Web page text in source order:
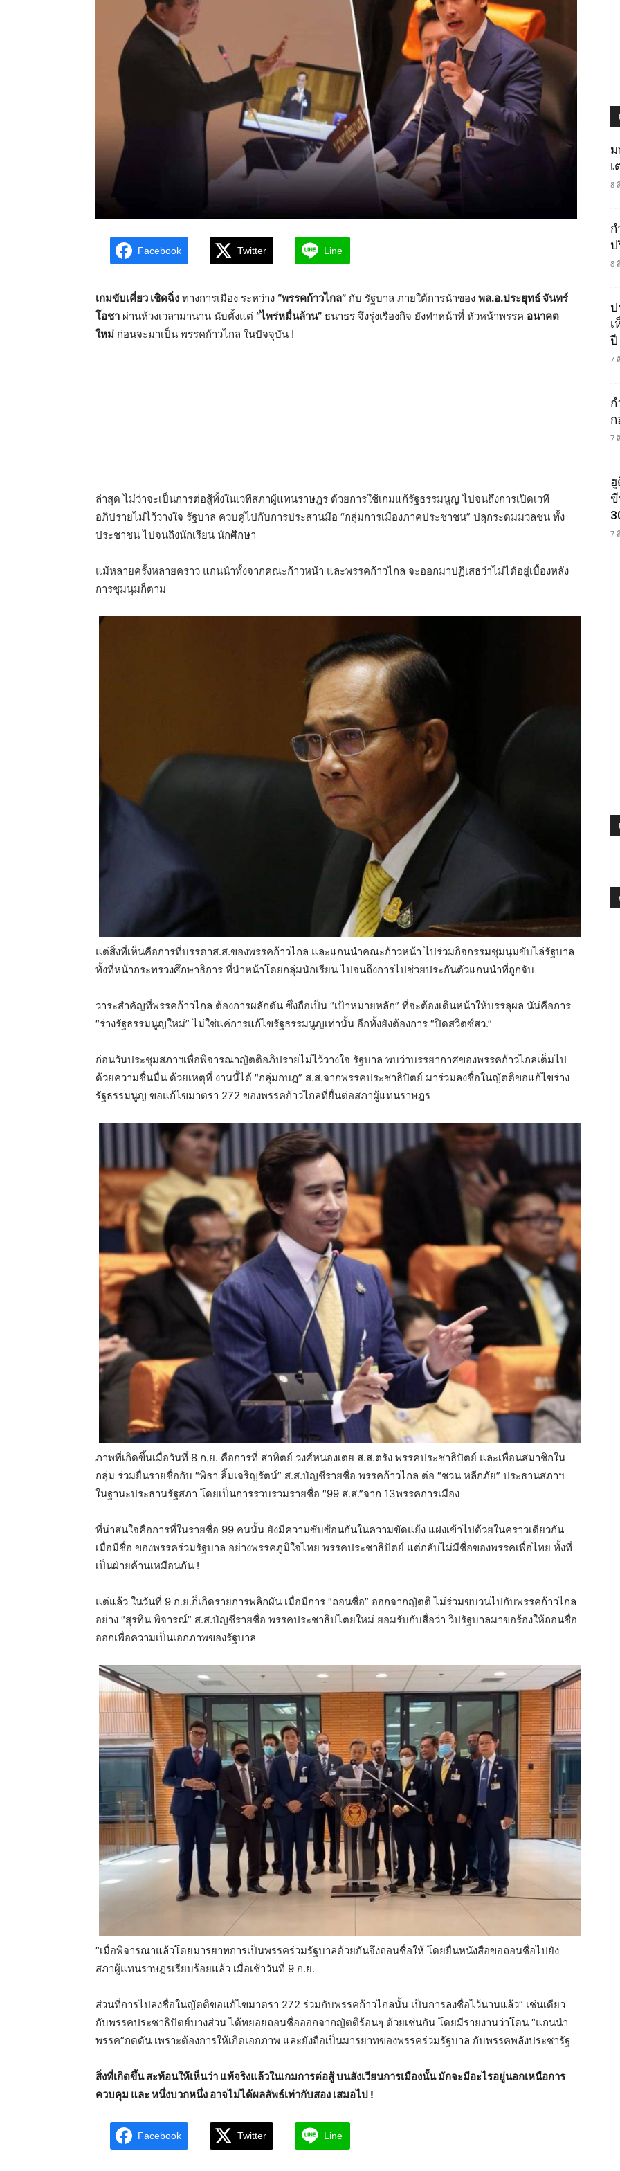
Facebook Twitter Line
เกมขับเคี่ยว เชิดฉิ่ง ทางการเมือง ระหว่าง “พรรคก้าวไกล” กับ รัฐบาล ภายใต้การนำของ พล.อ.ประยุทธ์ จันทร์
โอชา ผ่านห้วงเวลามานาน นับตั้งแต่ “ไพร่หมื่นล้าน” ธนาธร จึงรุ่งเรืองกิจ ยังทำหน้าที่ หัวหน้าพรรค อนาคต
ใหม่ ก่อนจะมาเป็น พรรคก้าวไกล ในปัจจุบัน !
ล่าสุด ไม่ว่าจะเป็นการต่อสู้ทั้งในเวทีสภาผู้แทนราษฎร ด้วยการใช้เกมแก้รัฐธรรมนูญ ไปจนถึงการเปิดเวที
อภิปรายไม่ไว้วางใจ รัฐบาล ควบคู่ไปกับการประสานมือ “กลุ่มการเมืองภาคประชาชน” ปลุกระดมมวลชน ทั้ง
ประชาชน ไปจนถึงนักเรียน นักศึกษา
แม้หลายครั้งหลายคราว แกนนำทั้งจากคณะก้าวหน้า และพรรคก้าวไกล จะออกมาปฏิเสธว่าไม่ได้อยู่เบื้องหลัง
การชุมนุมก็ตาม
แต่สิ่งที่เห็นคือการที่บรรดาส.ส.ของพรรคก้าวไกล และแกนนำคณะก้าวหน้า ไปร่วมกิจกรรมชุมนุมขับไล่รัฐบาล
ทั้งที่หน้ากระทรวงศึกษาธิการ ที่นำหน้าโดยกลุ่มนักเรียน ไปจนถึงการไปช่วยประกันตัวแกนนำที่ถูกจับ
วาระสำคัญที่พรรคก้าวไกล ต้องการผลักดัน ซึ่งถือเป็น “เป้าหมายหลัก” ที่จะต้องเดินหน้าให้บรรลุผล นัน่คือการ
“ร่างรัฐธรรมนูญใหม่” ไม่ใช่แค่การแก้ไขรัฐธรรมนูญเท่านั้น อีกทั้งยังต้องการ “ปิดสวิตซ์สว.”
ก่อนวันประชุมสภาฯเพื่อพิจารณาญัตติอภิปรายไม่ไว้วางใจ รัฐบาล พบว่าบรรยากาศของพรรคก้าวไกลเต็มไป
ด้วยความชื่นมื่น ด้วยเหตุที่ งานนี้ได้ “กลุ่มกบฎ” ส.ส.จากพรรคประชาธิปัตย์ มาร่วมลงชื่อในญัตติขอแก้ไขร่าง
รัฐธรรมนูญ ขอแก้ไขมาตรา 272 ของพรรคก้าวไกลที่ยื่นต่อสภาผู้แทนราษฎร
ภาพที่เกิดขึ้นเมื่อวันที่ 8 ก.ย. คือการที่ สาทิตย์ วงศ์หนองเตย ส.ส.ตรัง พรรคประชาธิปัตย์ และเพื่อนสมาชิกใน
กลุ่ม ร่วมยื่นรายชื่อกับ “พิธา ลิ้มเจริญรัตน์” ส.ส.บัญชีรายชื่อ พรรคก้าวไกล ต่อ “ชวน หลีกภัย” ประธานสภาฯ
ในฐานะประธานรัฐสภา โดยเป็นการรวบรวมรายชื่อ “99 ส.ส.”จาก 13พรรคการเมือง
ที่น่าสนใจคือการที่ในรายชื่อ 99 คนนั้น ยังมีความซับซ้อนกันในความขัดแย้ง แฝงเข้าไปด้วยในคราวเดียวกัน
เมื่อมีชื่อ ของพรรคร่วมรัฐบาล อย่างพรรคภูมิใจไทย พรรคประชาธิปัตย์ แต่กลับไม่มีชื่อของพรรคเพื่อไทย ทั้งที่
เป็นฝ่ายค้านเหมือนกัน !
แต่แล้ว ในวันที่ 9 ก.ย.ก็เกิดรายการพลิกผัน เมื่อมีการ “ถอนชื่อ” ออกจากญัตติ ไม่ร่วมขบวนไปกับพรรคก้าวไกล
อย่าง “สุรทิน พิจารณ์” ส.ส.บัญชีรายชื่อ พรรคประชาธิปไตยใหม่ ยอมรับกับสื่อว่า วิปรัฐบาลมาขอร้องให้ถอนชื่อ
ออกเพื่อความเป็นเอกภาพของรัฐบาล
“เมื่อพิจารณาแล้วโดยมารยาทการเป็นพรรคร่วมรัฐบาลด้วยกันจึงถอนชื่อให้ โดยยื่นหนังสือขอถอนชื่อไปยัง
สภาผู้แทนราษฎรเรียบร้อยแล้ว เมื่อเช้าวันที่ 9 ก.ย.
ส่วนที่การไปลงชื่อในญัตติขอแก้ไขมาตรา 272 ร่วมกับพรรคก้าวไกลนั้น เป็นการลงชื่อไว้นานแล้ว” เช่นเดียว
กับพรรคประชาธิปัตย์บางส่วน ได้ทยอยถอนชื่อออกจากญัตติร้อนๆ ด้วยเช่นกัน โดยมีรายงานว่าโดน “แกนนำ
พรรค”กดดัน เพราะต้องการให้เกิดเอกภาพ และยังถือเป็นมารยาทของพรรคร่วมรัฐบาล กับพรรคพลังประชารัฐ
สิ่งที่เกิดขึ้น สะท้อนให้เห็นว่า แท้จริงแล้วในเกมการต่อสู้ บนสังเวียนการเมืองนั้น มักจะมีอะไรอยู่นอกเหนือการ
ควบคุม และ หนึ่งบวกหนึ่ง อาจไม่ได้ผลลัพธ์เท่ากับสอง เสมอไป !
Facebook Twitter Line
8
ป
8
ป
ปี
7
7
ขี
7